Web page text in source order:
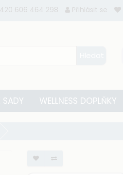
606 464 298 Přihlásit se
SADY WELLNESS DOPLŇKY